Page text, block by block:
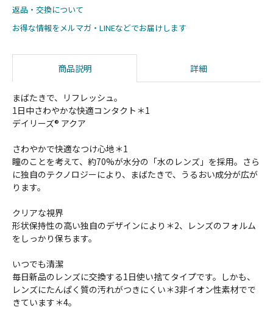
返品・交換について
お得な情報をメルマガ・LINEなどでお届けします
商品説明 詳細
まばたきで、リフレッシュ。
1日中さわやかな快適コンタクト＊1
デイリーズ® アクア
さわやかで快適なつけ心地＊1
瞳のことを考えて、約70%が水分の「水のレンズ」を採用。さら
に独自のテクノロジーにより、まばたきで、うるおい成分が広が
ります。
クリアな視界
形状保持性の高い独自のデザインにより＊2、レンズのフォルム
をしっかり保ちます。
いつでも清潔
毎日新品のレンズに交換する1日使い捨てタイプです。しかも、
レンズにたんぱく質の汚れがつきにくい＊3非イオン性素材でで
きています＊4。